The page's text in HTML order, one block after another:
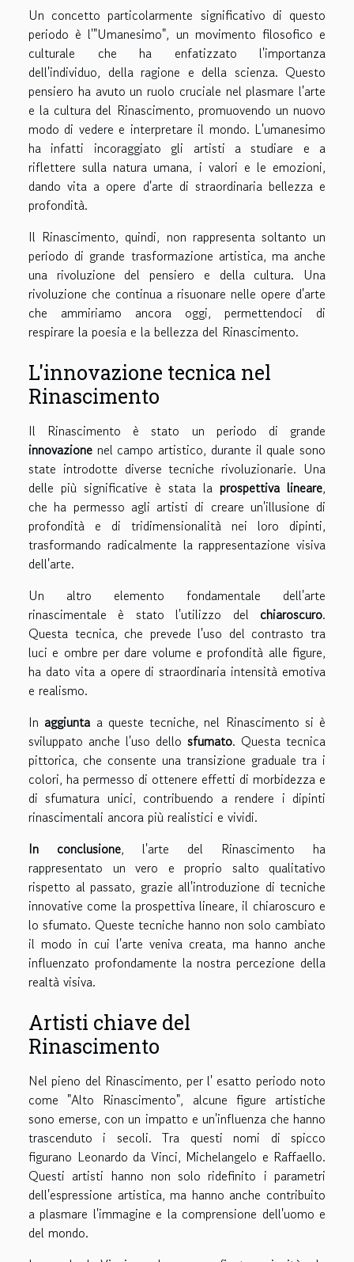
Un concetto particolarmente significativo di questo
periodo è l'"Umanesimo", un movimento filosofico e
culturale che ha enfatizzato l'importanza
dell'individuo, della ragione e della scienza. Questo
pensiero ha avuto un ruolo cruciale nel plasmare l'arte
e la cultura del Rinascimento, promuovendo un nuovo
modo di vedere e interpretare il mondo. L'umanesimo
ha infatti incoraggiato gli artisti a studiare e a
riflettere sulla natura umana, i valori e le emozioni,
dando vita a opere d'arte di straordinaria bellezza e
profondità.
Il Rinascimento, quindi, non rappresenta soltanto un
periodo di grande trasformazione artistica, ma anche
una rivoluzione del pensiero e della cultura. Una
rivoluzione che continua a risuonare nelle opere d'arte
che ammiriamo ancora oggi, permettendoci di
respirare la poesia e la bellezza del Rinascimento.
L'innovazione tecnica nel
Rinascimento
Il Rinascimento è stato un periodo di grande
innovazione nel campo artistico, durante il quale sono
state introdotte diverse tecniche rivoluzionarie. Una
delle più significative è stata la prospettiva lineare,
che ha permesso agli artisti di creare un'illusione di
profondità e di tridimensionalità nei loro dipinti,
trasformando radicalmente la rappresentazione visiva
dell'arte.
Un altro elemento fondamentale dell'arte
rinascimentale è stato l'utilizzo del chiaroscuro.
Questa tecnica, che prevede l'uso del contrasto tra
luci e ombre per dare volume e profondità alle figure,
ha dato vita a opere di straordinaria intensità emotiva
e realismo.
In aggiunta a queste tecniche, nel Rinascimento si è
sviluppato anche l'uso dello sfumato. Questa tecnica
pittorica, che consente una transizione graduale tra i
colori, ha permesso di ottenere effetti di morbidezza e
di sfumatura unici, contribuendo a rendere i dipinti
rinascimentali ancora più realistici e vividi.
In conclusione, l'arte del Rinascimento ha
rappresentato un vero e proprio salto qualitativo
rispetto al passato, grazie all'introduzione di tecniche
innovative come la prospettiva lineare, il chiaroscuro e
lo sfumato. Queste tecniche hanno non solo cambiato
il modo in cui l'arte veniva creata, ma hanno anche
influenzato profondamente la nostra percezione della
realtà visiva.
Artisti chiave del
Rinascimento
Nel pieno del Rinascimento, per l' esatto periodo noto
come "Alto Rinascimento", alcune figure artistiche
sono emerse, con un impatto e un'influenza che hanno
trascenduto i secoli. Tra questi nomi di spicco
figurano Leonardo da Vinci, Michelangelo e Raffaello.
Questi artisti hanno non solo ridefinito i parametri
dell'espressione artistica, ma hanno anche contribuito
a plasmare l'immagine e la comprensione dell'uomo e
del mondo.